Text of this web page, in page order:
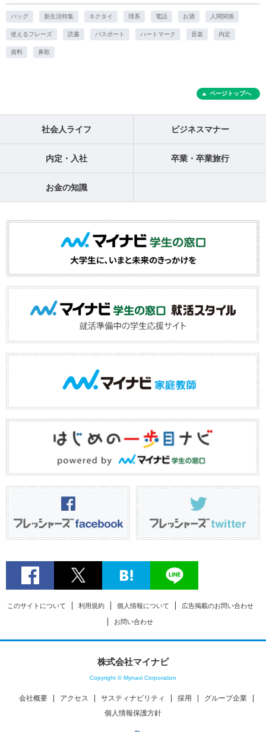
バッグ 新生活特集 ネクタイ 理系 電話 お酒 人間関係
使えるフレーズ 読書 パスポート ハートマーク 音楽 内定
資料 鼻歌
ページトップへ
社会人ライフ ビジネスマナー
内定・入社 卒業・卒業旅行
お金の知識
このサイトについて 利用規約 個人情報について 広告掲載のお問い合わせ
お問い合わせ
株式会社マイナビ
Copyright © Mynavi Corporation
会社概要 アクセス サスティナビリティ 採用
グループ企業
個人情報保護方針